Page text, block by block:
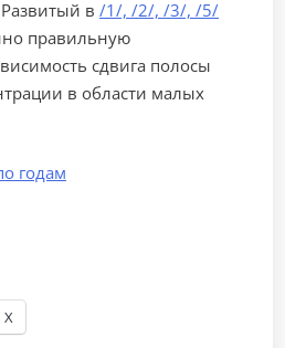
в /1/, /2/, /3/, /5/
правильную
сдвига полосы
в области малых
годам
X